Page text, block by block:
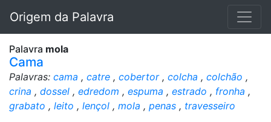
Origem da Palavra
Palavra mola
Cama
Palavras: cama , catre , cobertor, colcha , colchão ,
crina , dossel , edredom , espuma , estrado , fronha ,
grabato , leito , lençol , mola , penas , travesseiro